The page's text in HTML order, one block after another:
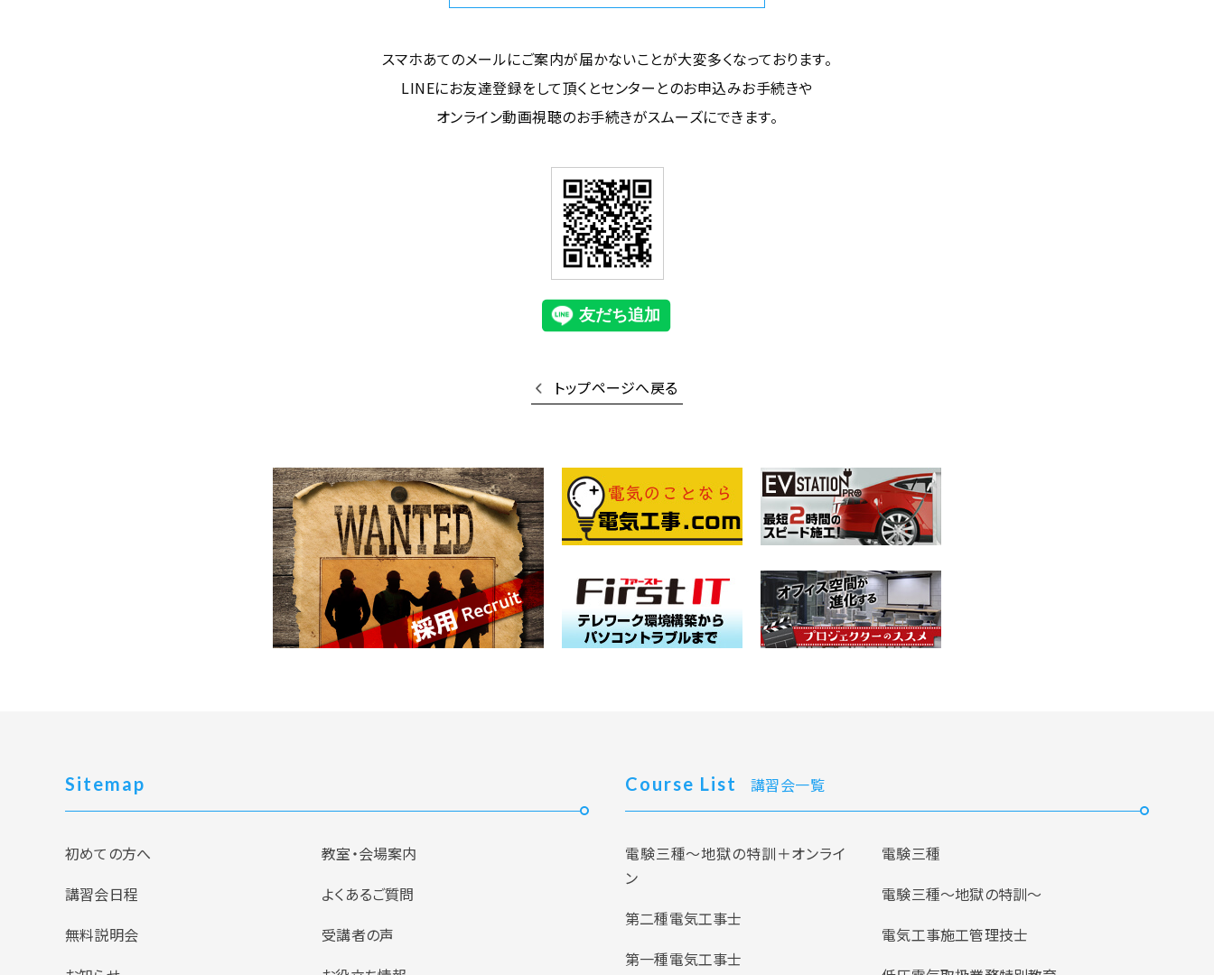
スマホあてのメールにご案内が届かないことが大変多くなっております。
LINEにお友達登録をして頂くとセンターとのお申込みお手続きや
オンライン動画視聴のお手続きがスムーズにできます。
トップページへ戻る
Sitemap
初めての方へ
教室・会場案内
講習会日程
よくあるご質問
無料説明会
受講者の声
Course List 講習会一覧
電験三種～地獄の特訓＋オンライ
ン
第二種電気工事士
第一種電気工事士
電験三種
電験三種〜地獄の特訓〜
電気工事施工管理技士